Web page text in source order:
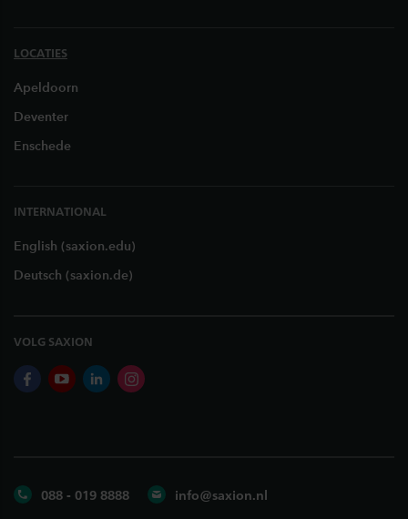
LOCATIES
Apeldoorn
Deventer
Enschede
INTERNATIONAL
English (saxion.edu)
Deutsch (saxion.de)
VOLG SAXION
facebookyoutubelinkedininstagram
088 - 019 8888 info@saxion.nl